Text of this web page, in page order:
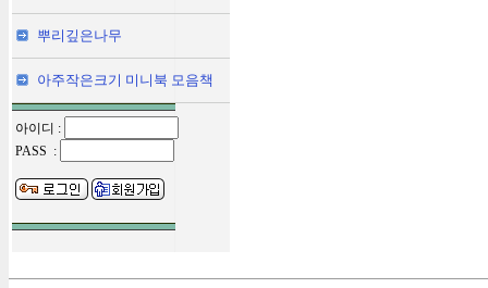
뿌리깊은나무
아주작은크기 미니북 모음책
아이디 :
PASS :